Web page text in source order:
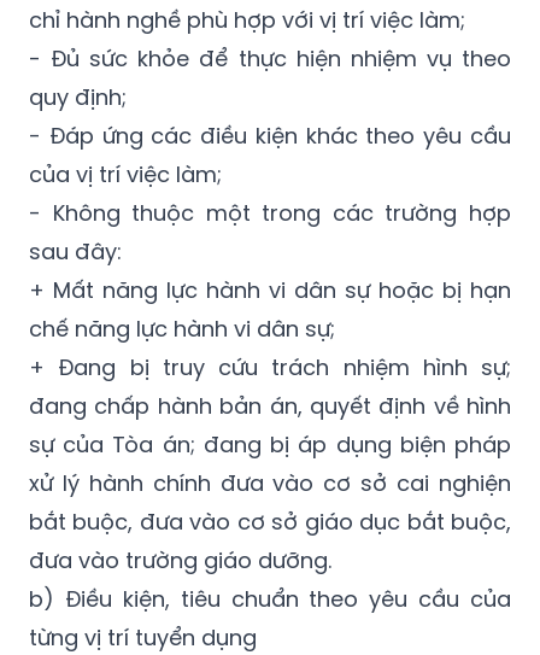
chỉ hành nghề phù hợp với vị trí việc làm;
- Đủ sức khỏe để thực hiện nhiệm vụ theo
quy định;
- Đáp ứng các điều kiện khác theo yêu cầu
của vị trí việc làm;
- Không thuộc một trong các trường hợp
sau đây:
+ Mất năng lực hành vi dân sự hoặc bị hạn
chế năng lực hành vi dân sự;
+ Đang bị truy cứu trách nhiệm hình sự;
đang chấp hành bản án, quyết định về hình
sự của Tòa án; đang bị áp dụng biện pháp
xử lý hành chính đưa vào cơ sở cai nghiện
bắt buộc, đưa vào cơ sở giáo dục bắt buộc,
đưa vào trường giáo dưỡng.
b) Điều kiện, tiêu chuẩn theo yêu cầu của
từng vị trí tuyển dụng